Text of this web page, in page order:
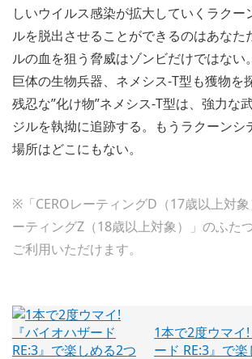
しいウイルス感染が拡大していくラクー
ルを脱出させることができるのはあなた
ルの血を狙う脅威はゾンビだけではない
巨体の生物兵器、ネメシス-T型も獲物を
残忍な”化け物”ネメシス-T型は、強力な
ジルを執拗に追跡する。もうラクーンシ
場所はどこにもない。
※「CEROレーティングD（17歳以上対象
ーティングZ（18歳以上対象）」のふた
ご利用いただけます。
1本で2度ウマイ
ード RE:3』で